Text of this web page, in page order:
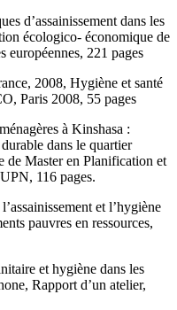
d’assainissement dans les
écologico- économique de
européennes, 221 pages
2008, Hygiène et santé
Paris 2008, 55 pages
à Kinshasa :
dans le quartier
Master en Planification et
116 pages.
et l’hygiène
pauvres en ressources,
et hygiène dans les
Rapport d’un atelier,